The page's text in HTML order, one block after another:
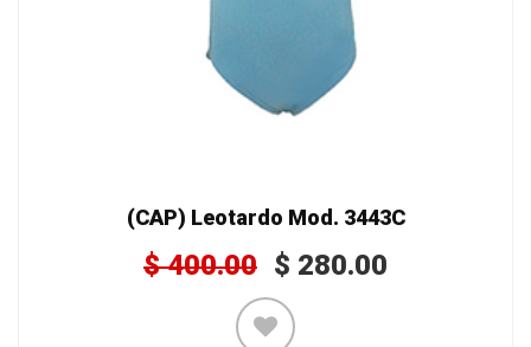
(CAP) Leotardo Mod. 3443C
$400.00 $ 280.00